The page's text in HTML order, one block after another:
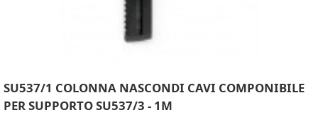
SU537/1 COLONNA NASCONDI CAVI COMPONIBILE
PER SUPPORTO SU537/3 - 1M